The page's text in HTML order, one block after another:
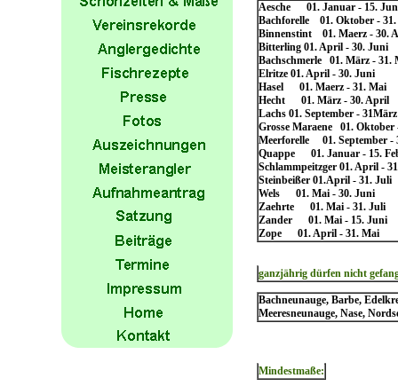
Aesche 01. Januar - 15.
Bachforelle 01. Oktober - 31.
Binnenstint 01. Maerz - 30.
Bitterling 01. April - 30. Juni
Bachschmerle 01. März - 31.
Elritze 01. April - 30. Juni
Hasel 01. Maerz - 31. Mai
Hecht 01. März - 30. April
Lachs 01. September - 31März
Grosse Maraene 01. Oktober
Meerforelle 01. September -
Quappe 01. Januar - 15.
Schlammpeitzger 01. April -
Steinbeißer 01.April - 31. Juli
Wels 01. Mai - 30. Juni
Zaehrte 01. Mai - 31. Juli
Zander 01. Mai - 15. Juni
Zope 01. April - 31. Mai
ganzjährig dürfen nicht
Bachneunauge, Barbe,
Meeresneunauge, Nase,
Mindestmaße: